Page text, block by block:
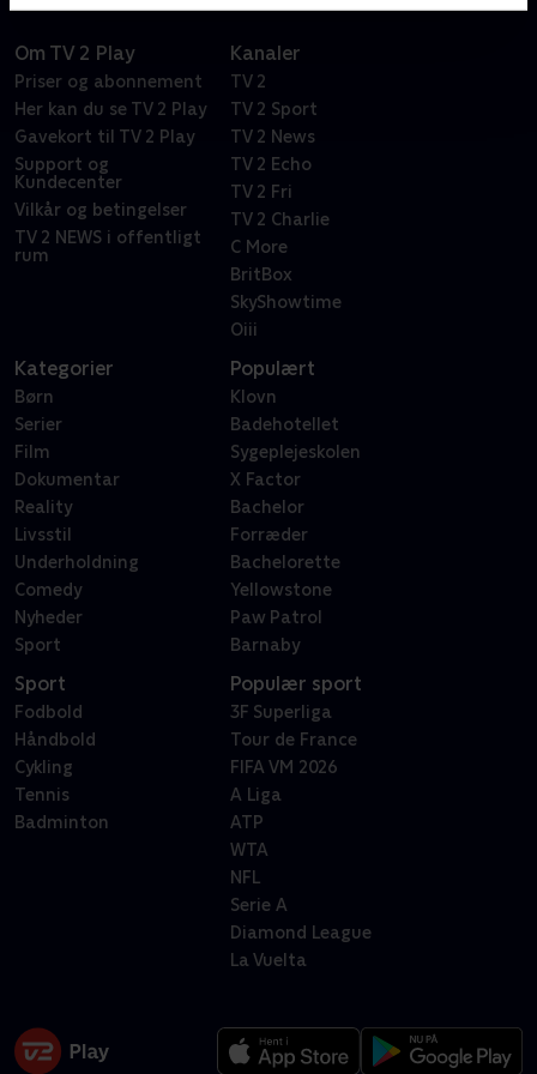
Om TV 2 Play
Priser og abonnement
Her kan du se TV 2 Play
Gavekort til TV 2 Play
Support og
Kundecenter
Vilkår og betingelser
TV 2 NEWS i offentligt
rum
Kanaler
TV 2
TV 2 Sport
TV 2 News
TV 2 Echo
TV 2 Fri
TV 2 Charlie
C More
BritBox
SkyShowtime
Oiii
Kategorier
Børn
Serier
Film
Dokumentar
Reality
Livsstil
Underholdning
Comedy
Nyheder
Sport
Populært
Klovn
Badehotellet
Sygeplejeskolen
X Factor
Bachelor
Forræder
Bachelorette
Yellowstone
Paw Patrol
Barnaby
Sport
Fodbold
Håndbold
Cykling
Tennis
Badminton
Populær sport
3F Superliga
Tour de France
FIFA VM 2026
A Liga
ATP
WTA
NFL
Serie A
Diamond League
La Vuelta